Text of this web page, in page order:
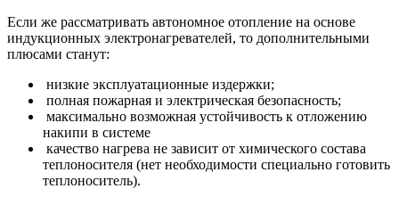
Если же рассматривать автономное отопление на основе
индукционных электронагревателей, то дополнительными
плюсами станут:
низкие эксплуатационные издержки;
полная пожарная и электрическая безопасность;
максимально возможная устойчивость к отложению
накипи в системе
качество нагрева не зависит от химического состава
теплоносителя (нет необходимости специально готовить
теплоноситель).